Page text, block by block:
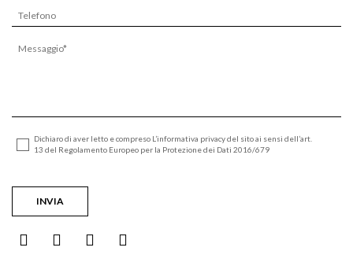
Dichiaro di aver letto e compreso L’informativa privacy del sito ai sensi dell’art.
13 del Regolamento Europeo per la Protezione dei Dati 2016/679